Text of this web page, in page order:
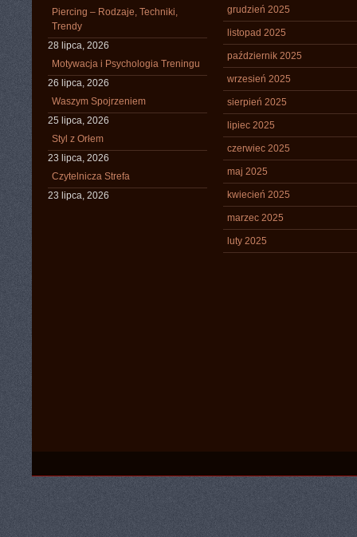
Piercing – Rodzaje, Techniki,
Trendy
28 lipca, 2026
Motywacja i Psychologia Treningu
26 lipca, 2026
Waszym Spojrzeniem
25 lipca, 2026
Styl z Orłem
23 lipca, 2026
Czytelnicza Strefa
23 lipca, 2026
grudzień 2025
listopad 2025
październik 2025
wrzesień 2025
sierpień 2025
lipiec 2025
czerwiec 2025
maj 2025
kwiecień 2025
marzec 2025
luty 2025